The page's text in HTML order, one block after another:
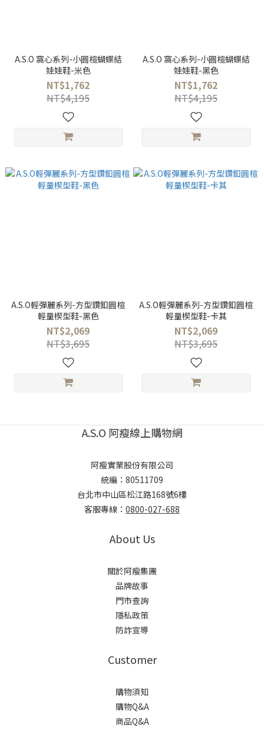
A.S.O 窩心系列-小圓楦蝴蝶結
娃娃鞋-米色
NT$1,762
NT$4,195
A.S.O 窩心系列-小圓楦蝴蝶結
娃娃鞋-黑色
NT$1,762
NT$4,195
A.S.O輕彈麗系列-方型鑽釦圓楦
輕量楔型鞋-黑色
NT$2,069
NT$3,695
A.S.O輕彈麗系列-方型鑽釦圓楦
輕量楔型鞋-卡其
NT$2,069
NT$3,695
A.S.O 阿瘦線上購物網
阿瘦實業股份有限公司
統編：80511709
台北市中山區松江路168號6樓
客服專線： 0800-027-688
About Us
關於阿瘦集團
品牌故事
門市查詢
隱私政策
防詐宣導
Customer
購物須知
購物Q&A
商品Q&A